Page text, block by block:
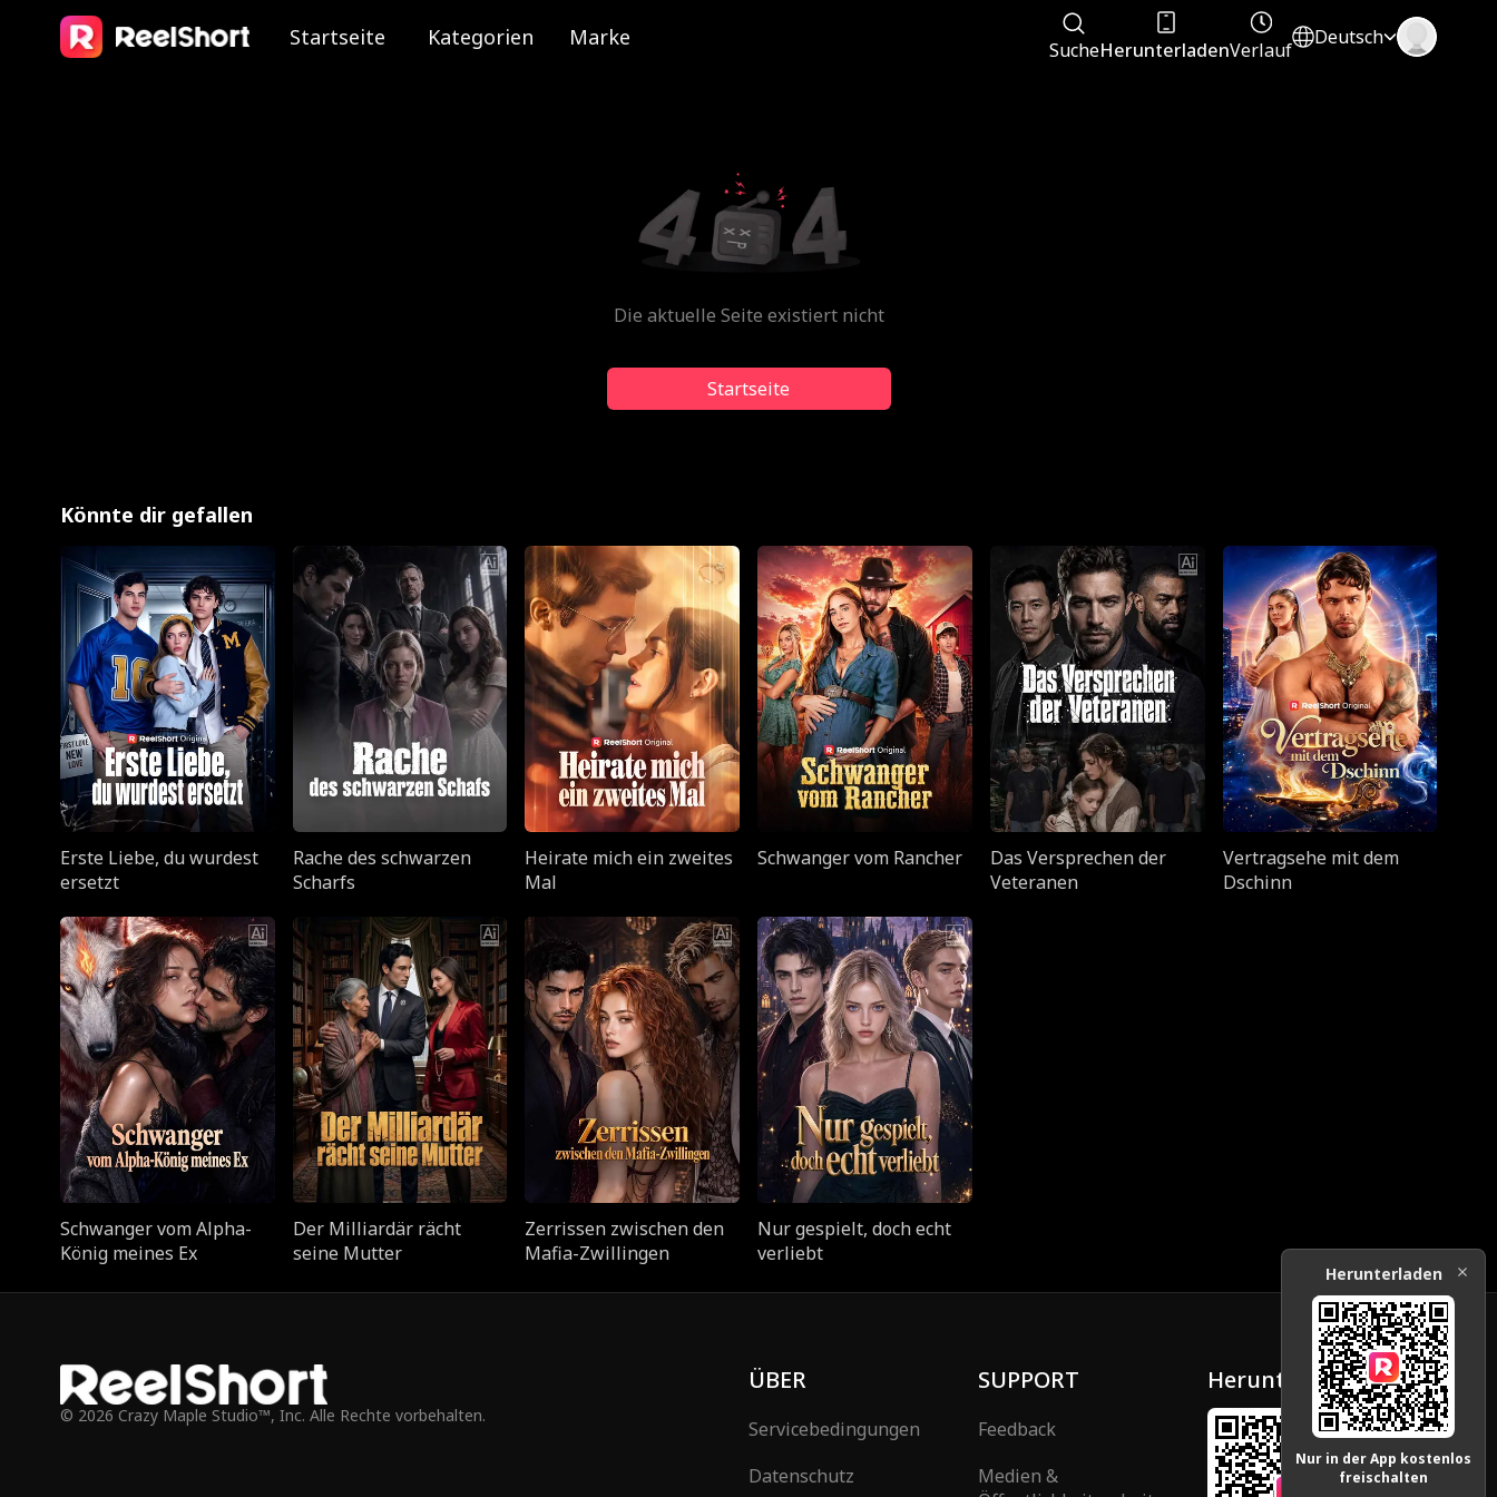
Startseite Kategorien Marke SucheHerunterladenVerlauf
Deutsch
Die aktuelle Seite existiert nicht
Startseite
Könnte dir gefallen
Erste Liebe, du wurdest
ersetzt
Rache des schwarzen
Scharfs
Heirate mich ein zweites
Mal
Schwanger vom Rancher
Das Versprechen der
Veteranen
Vertragsehe mit dem
Dschinn
Schwanger vom Alpha-
König meines Ex
Der Milliardär rächt
seine Mutter
Zerrissen zwischen den
Mafia-Zwillingen
Nur gespielt, doch echt
verliebt
© 2026 Crazy Maple Studio™, Inc. Alle Rechte vorbehalten.
ÜBER
Servicebedingungen
Datenschutz
SUPPORT
Feedback
Medien &
Herunterladen
Herunterladen
Nur in der App kostenlos
freischalten